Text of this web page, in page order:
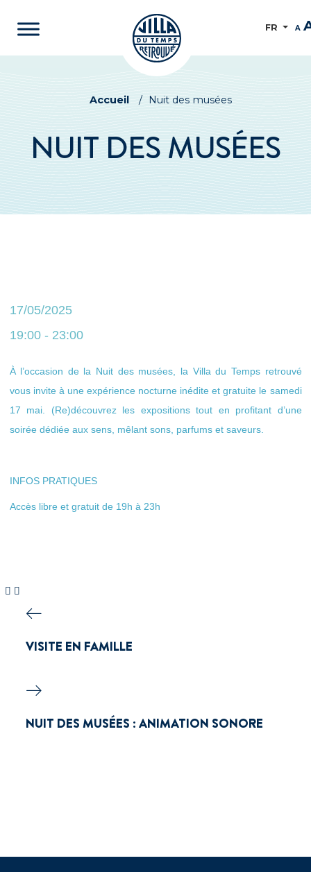
FR A
Accueil / Nuit des musées
NUIT DES MUSÉES
17/05/2025
19:00 - 23:00
À l’occasion de la Nuit des musées, la Villa du Temps retrouvé
vous invite à une expérience nocturne inédite et gratuite le samedi
17 mai. (Re)découvrez les expositions tout en profitant d’une
soirée dédiée aux sens, mêlant sons, parfums et saveurs.
INFOS PRATIQUES
Accès libre et gratuit de 19h à 23h
VISITE EN FAMILLE
NUIT DES MUSÉES : ANIMATION SONORE